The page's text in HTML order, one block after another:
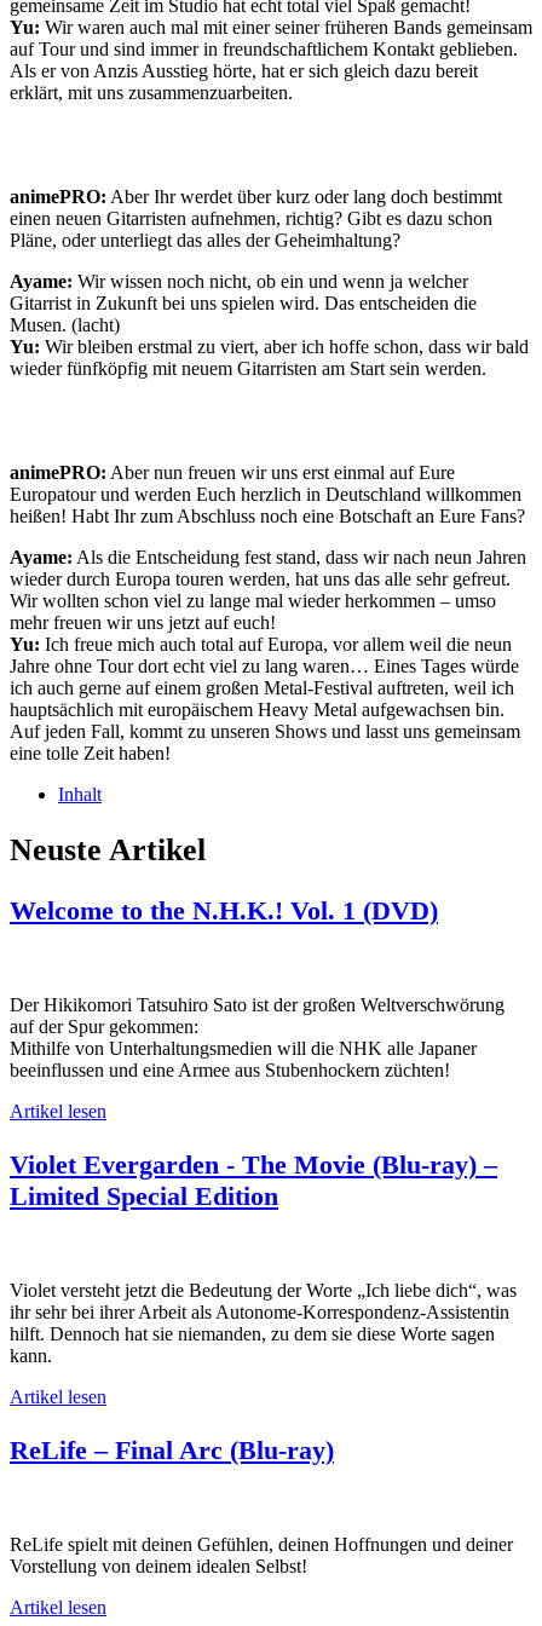
gemeinsame Zeit im Studio hat echt total viel Spaß gemacht!
Yu: Wir waren auch mal mit einer seiner früheren Bands gemeinsam
auf Tour und sind immer in freundschaftlichem Kontakt geblieben.
Als er von Anzis Ausstieg hörte, hat er sich gleich dazu bereit
erklärt, mit uns zusammenzuarbeiten.
animePRO: Aber Ihr werdet über kurz oder lang doch bestimmt
einen neuen Gitarristen aufnehmen, richtig? Gibt es dazu schon
Pläne, oder unterliegt das alles der Geheimhaltung?
Ayame: Wir wissen noch nicht, ob ein und wenn ja welcher
Gitarrist in Zukunft bei uns spielen wird. Das entscheiden die
Musen. (lacht)
Yu: Wir bleiben erstmal zu viert, aber ich hoffe schon, dass wir bald
wieder fünfköpfig mit neuem Gitarristen am Start sein werden.
animePRO: Aber nun freuen wir uns erst einmal auf Eure
Europatour und werden Euch herzlich in Deutschland willkommen
heißen! Habt Ihr zum Abschluss noch eine Botschaft an Eure Fans?
Ayame: Als die Entscheidung fest stand, dass wir nach neun Jahren
wieder durch Europa touren werden, hat uns das alle sehr gefreut.
Wir wollten schon viel zu lange mal wieder herkommen – umso
mehr freuen wir uns jetzt auf euch!
Yu: Ich freue mich auch total auf Europa, vor allem weil die neun
Jahre ohne Tour dort echt viel zu lang waren… Eines Tages würde
ich auch gerne auf einem großen Metal-Festival auftreten, weil ich
hauptsächlich mit europäischem Heavy Metal aufgewachsen bin.
Auf jeden Fall, kommt zu unseren Shows und lasst uns gemeinsam
eine tolle Zeit haben!
Inhalt
Neuste Artikel
Welcome to the N.H.K.! Vol. 1 (DVD)
Der Hikikomori Tatsuhiro Sato ist der großen Weltverschwörung
auf der Spur gekommen:
Mithilfe von Unterhaltungsmedien will die NHK alle Japaner
beeinflussen und eine Armee aus Stubenhockern züchten!
Artikel lesen
Violet Evergarden - The Movie (Blu-ray) –
Limited Special Edition
Violet versteht jetzt die Bedeutung der Worte „Ich liebe dich“, was
ihr sehr bei ihrer Arbeit als Autonome-Korrespondenz-Assistentin
hilft. Dennoch hat sie niemanden, zu dem sie diese Worte sagen
kann.
Artikel lesen
ReLife – Final Arc (Blu-ray)
ReLife spielt mit deinen Gefühlen, deinen Hoffnungen und deiner
Vorstellung von deinem idealen Selbst!
Artikel lesen